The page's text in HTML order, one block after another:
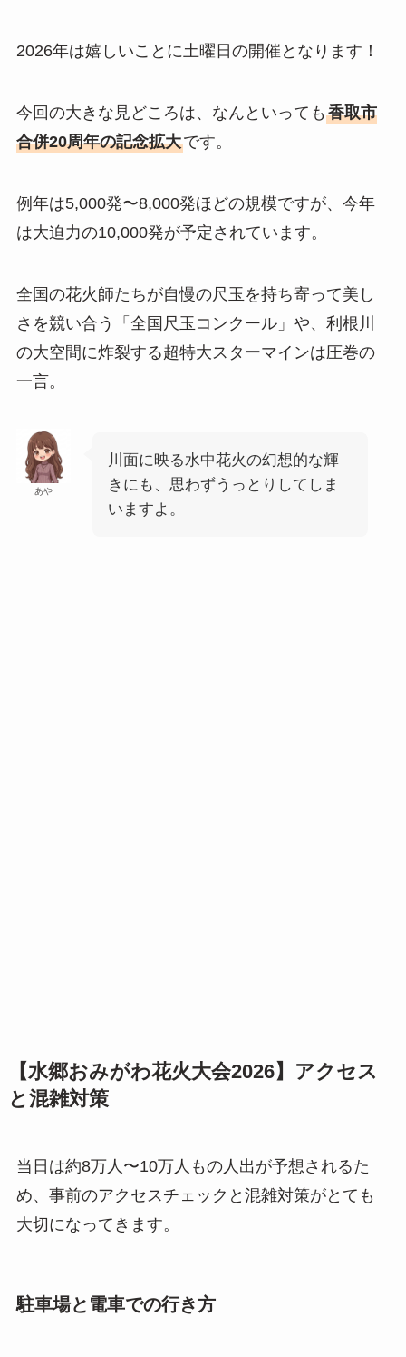
2026年は嬉しいことに土曜日の開催となります！
今回の大きな見どころは、なんといっても 香取市
合併20周年の記念拡大です。
例年は5,000発〜8,000発ほどの規模ですが、今年
は大迫力の10,000発が予定されています。
全国の花火師たちが自慢の尺玉を持ち寄って美し
さを競い合う「全国尺玉コンクール」や、利根川
の大空間に炸裂する超特大スターマインは圧巻の
一言。
あや
川面に映る水中花火の幻想的な輝
きにも、思わずうっとりしてしま
いますよ。
【水郷おみがわ花火大会2026】アクセス
と混雑対策
当日は約8万人〜10万人もの人出が予想されるた
め、事前のアクセスチェックと混雑対策がとても
大切になってきます。
駐車場と電車での行き方